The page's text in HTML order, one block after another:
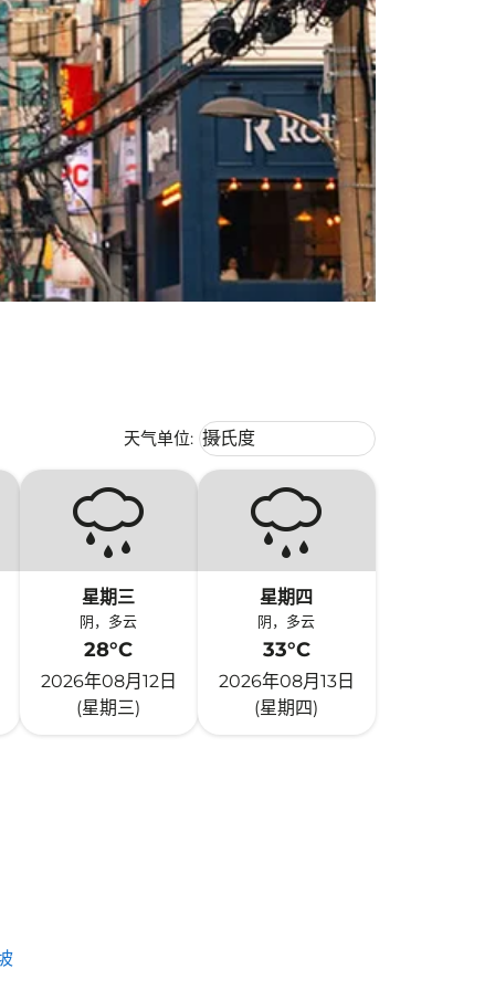
天气单位: Weather unit option 摄氏度
摄氏度
keyboard_arrow_down
星期三
阴，多云
28°C
2026年08月12日
(星期三)
星期四
阴，多云
33°C
2026年08月13日
(星期四)